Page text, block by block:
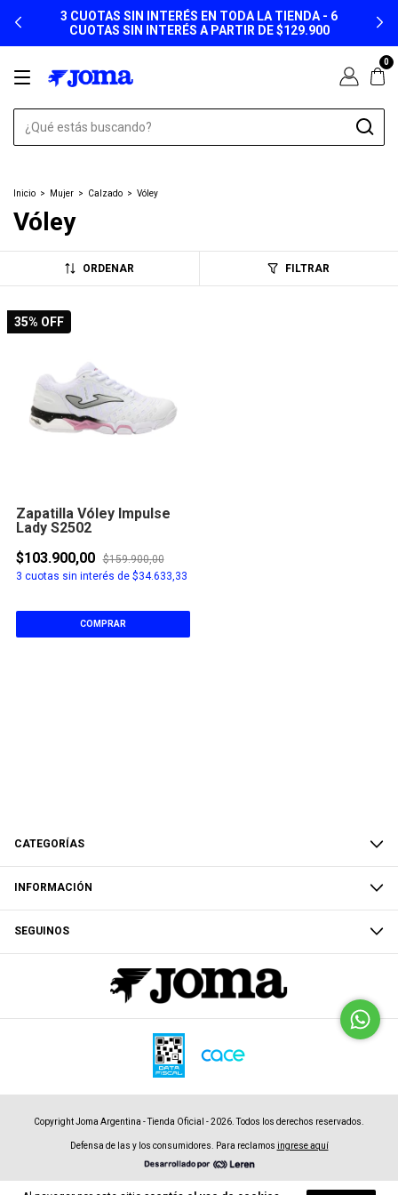
3 CUOTAS SIN INTERÉS EN TODA LA TIENDA - 6
CUOTAS SIN INTERÉS A PARTIR DE $129.900
0
Inicio > Mujer > Calzado > Vóley
Vóley
ORDENAR FILTRAR
35% OFF
Zapatilla Vóley Impulse
Lady S2502
$103.900,00
$159.900,00
3 cuotas sin interés de $34.633,33
COMPRAR
CATEGORÍAS
INFORMACIÓN
SEGUINOS
Copyright Joma Argentina - Tienda Oficial - 2026. Todos los derechos reservados.
Defensa de las y los consumidores. Para reclamos ingrese aquí